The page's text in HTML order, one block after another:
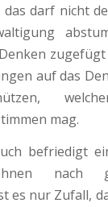
darf nicht
auf das
mag.
ein
nach
es nur Zufall,